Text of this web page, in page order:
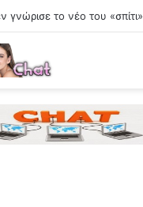
γνώρισε το νέο του «σπίτι»